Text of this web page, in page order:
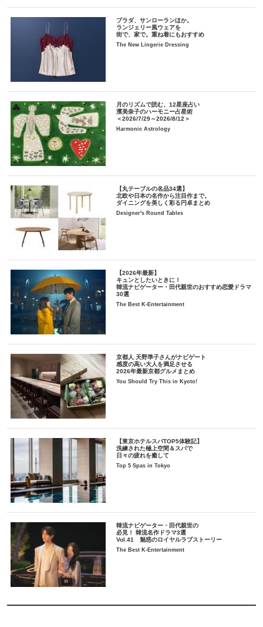
プラダ、サンローランほか。
ランジェリー風ウェアを
街で、家で。重ね着にもおすすめ
The New Lingerie Dressing
月のリズムで読む、12星座占い
濱美奈子のハーモニー占星術
＜2026/7/29～2026/8/12＞
Harmonic Astrology
【丸テーブルの名品34選】
北欧や日本の名作から注目作まで。
ダイニングを美しく彩る円卓まとめ
Designer's Round Tables
【2026年最新】
キュンとしたいときに！
韓流ナビゲーター・田代親世のおすすめ恋愛ドラマ
30選
The Best K-Entertainment
京都人 天野準子さんがナビゲート
感度の高い大人を満足させる
2026年最新京都グルメまとめ
You Should Try This in Kyoto!
【東京ホテルスパTOP5体験記】
洗練された極上空間＆スパで
日々の疲れを癒して
Top 5 Spas in Tokyo
韓流ナビゲーター・田代親世の
必見！ 韓流名作ドラマ3選
Vol.41 魅惑のロイヤルラブストーリー
The Best K-Entertainment